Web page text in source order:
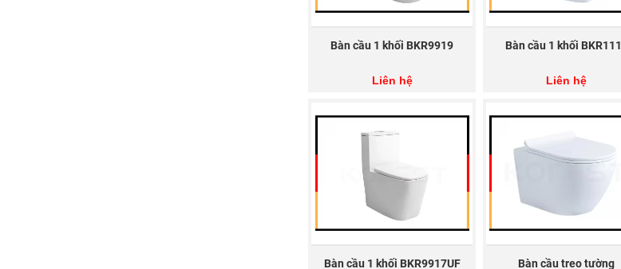
3. Những lưu ý khi sử dụng Máy sấy
Dùng chất tẩy rửa nhẹ hoặc nguyên liệu thiên
Không để thiết bị nhiễm nước.
4. Mua Máy sấy tay tự động K9005 ở
Để được tư vấn và đặt mua Máy sấy tay tự động
Cách 1:
Liên hệ hệ thống cửa hàng, đại lý phân
KOREST có các đại lý phân bổ rộng khắp trải dài
thể mua đồ dùng, thiết bị. Ngoài ra, khi đến
khác cho phòng tắm như bồn tắm, gương, bồn cầu,
Bàn cầu 1 khối BKR9919
Liên hệ
Bàn cầu 1 khối
Liên hệ
Bàn cầu 1 khối BKR9917UF
Bàn cầu treo tường